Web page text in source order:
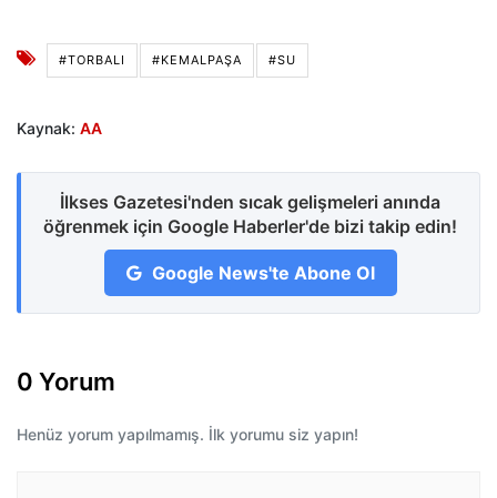
#TORBALI #KEMALPAŞA #SU
Kaynak: AA
İlkses Gazetesi'nden sıcak gelişmeleri anında
öğrenmek için Google Haberler'de bizi takip edin!
Google News'te Abone Ol
0 Yorum
Henüz yorum yapılmamış. İlk yorumu siz yapın!